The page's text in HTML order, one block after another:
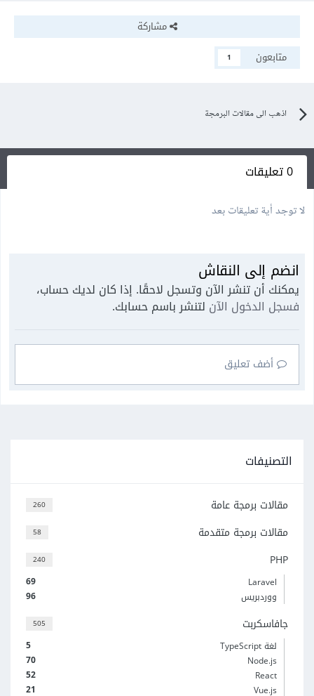
مشاركة
متابعون
1
اذهب الى مقالات البرمجة
0 تعليقات
لا توجد أية تعليقات بعد
انضم إلى النقاش
يمكنك أن تنشر الآن وتسجل لاحقًا. إذا كان لديك حساب،
فسجل الدخول الآن لتنشر باسم حسابك.
أضف تعليق
التصنيفات
260 مقالات برمجة عامة
58 مقالات برمجة متقدمة
240 PHP
69
Laravel
96
ووردبريس
505 جافاسكربت
5
لغة TypeScript
70
Node.js
52
React
21
Vue.js